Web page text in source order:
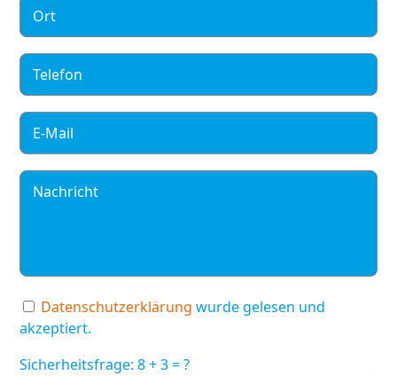
Datenschutzerklärung wurde gelesen und
akzeptiert.
Sicherheitsfrage: 8 + 3 = ?